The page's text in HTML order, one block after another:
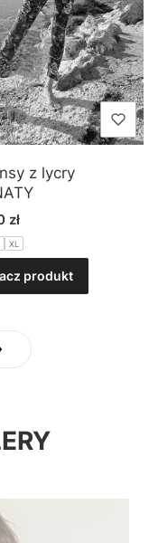
z lycry
zł
XL
produkt